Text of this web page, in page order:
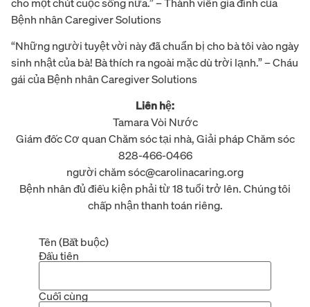
Bệnh nhân Caregiver Solutions
“Những người tuyệt vời này đã chuẩn bị cho bà tôi vào ngày
sinh nhật của bà! Bà thích ra ngoài mặc dù trời lạnh.” – Cháu
gái của Bệnh nhân Caregiver Solutions
Liên hệ:
Tamara Vòi Nước
Giám đốc Cơ quan Chăm sóc tại nhà, Giải pháp Chăm sóc
828-466-0466
người chăm sóc@carolinacaring.org
Bệnh nhân đủ điều kiện phải từ 18 tuổi trở lên. Chúng tôi
chấp nhận thanh toán riêng.
Tên(Bắt buộc)
Đầu tiên
Cuối cùng